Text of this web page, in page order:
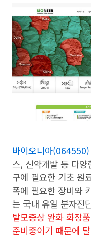
바이오니아(064550)
스, 신약개발 등 다
구에 필요한 기초 원
폭에 필요한 장비와
는 국내 유일 분자진
탈모증상 완화 화장
준비중이기 때문에